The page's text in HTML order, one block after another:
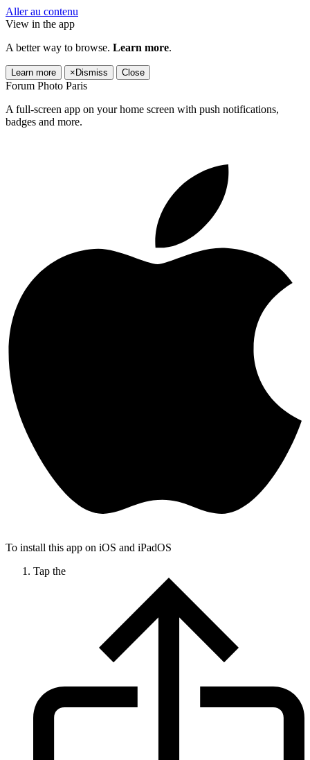
Aller au contenu
View in the app
A better way to browse. Learn more.
Learn more × Dismiss Close
Forum Photo Paris
A full-screen app on your home screen with push notifications,
badges and more.
To install this app on iOS and iPadOS
Tap the